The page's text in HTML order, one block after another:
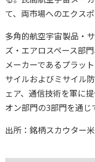
て、両市場へのエクス
多角的航空宇宙製品・
ズ・エアロスペース部
メーカーであるプラッ
サイルおよびミサイル
ェア、通信技術を軍に
オン部門の3部門を通じ
出所：銘柄スカウター